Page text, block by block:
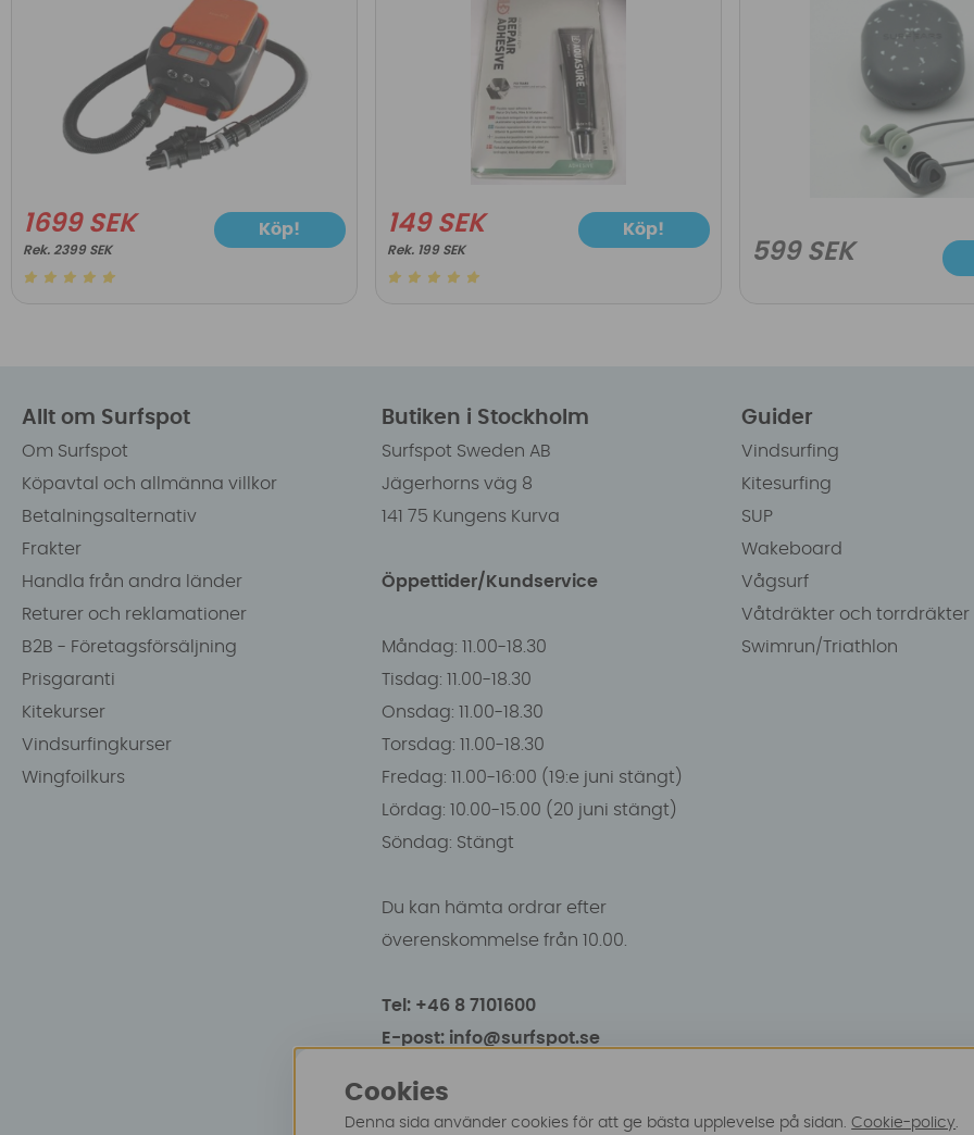
1699 SEK
2399 SEK
Köp! 149 SEK
199 SEK
Köp!
599 SEK
Allt om Surfspot
Om Surfspot
Köpavtal och allmänna villkor
Betalningsalternativ
Frakter
Handla från andra länder
Returer och reklamationer
B2B - Företagsförsäljning
Prisgaranti
Kitekurser
Vindsurfingkurser
Wingfoilkurs
Butiken i Stockholm
Surfspot Sweden AB
Jägerhorns väg 8
141 75 Kungens Kurva
Öppettider/Kundservice
Måndag: 11.00-18.30
Tisdag: 11.00-18.30
Onsdag: 11.00-18.30
Torsdag: 11.00-18.30
Fredag: 11.00-16:00 (19:e juni stängt)
Lördag: 10.00-15.00 (20 juni stängt)
Söndag: Stängt
Du kan hämta ordrar efter
överenskommelse från 10.00.
Tel: +46 8 7101600
E-post: info@surfspot.se
Guider
Vindsurfing
Kitesurfing
SUP
Wakeboard
Vågsurf
Våtdräkter och torrdräkter
Swimrun/Triathlon
Cookies
Denna sida använder cookies för att ge bästa upplevelse på sidan.Cookie-policy.